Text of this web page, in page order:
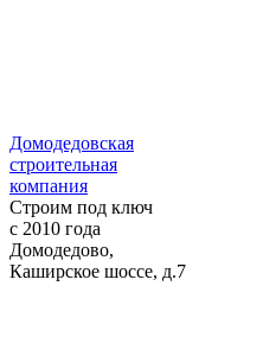
Домодедовская
строительная
компания
Строим под ключ
с 2010 года
Домодедово,
Каширское шоссе, д.7